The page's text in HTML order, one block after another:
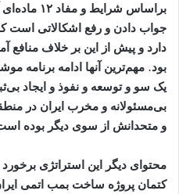
براساس
جواب دادن و رفع اشکالاتی است
دارد و پیش از این بر خلاف منافع
بود. مهم‌ترین آنها ادامه برنامه
یک سو و توسعه و نفوذ و ایجاد
بی‌مسئولانه و مخرب ایران در
و متحدانش از سوی دیگر بوده
محتوای دیگر این استراتژی
کتمان پروژه ساخت بمب اتمی